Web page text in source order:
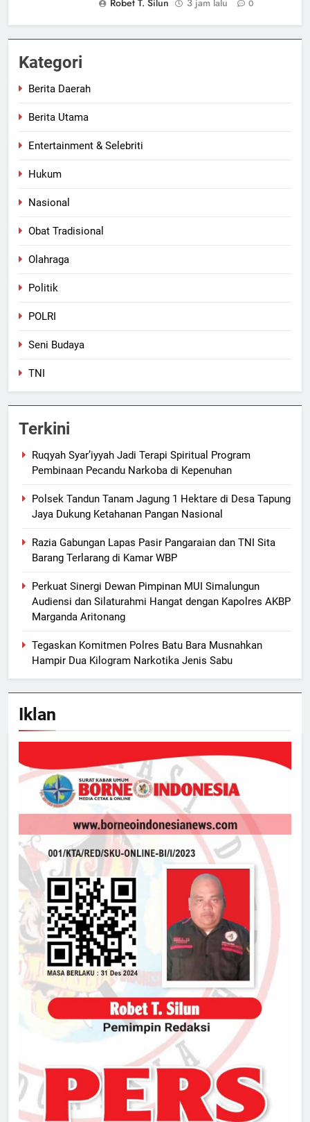
Robet T. Silun
3 jam lalu 0
Kategori
Berita Daerah
Berita Utama
Entertainment & Selebriti
Hukum
Nasional
Obat Tradisional
Olahraga
Politik
POLRI
Seni Budaya
TNI
Terkini
Ruqyah Syar’iyyah Jadi Terapi Spiritual Program
Pembinaan Pecandu Narkoba di Kepenuhan
Polsek Tandun Tanam Jagung 1 Hektare di Desa Tapung
Jaya Dukung Ketahanan Pangan Nasional
Razia Gabungan Lapas Pasir Pangaraian dan TNI Sita
Barang Terlarang di Kamar WBP
Perkuat Sinergi Dewan Pimpinan MUI Simalungun
Audiensi dan Silaturahmi Hangat dengan Kapolres AKBP
Marganda Aritonang
Tegaskan Komitmen Polres Batu Bara Musnahkan
Hampir Dua Kilogram Narkotika Jenis Sabu
Iklan